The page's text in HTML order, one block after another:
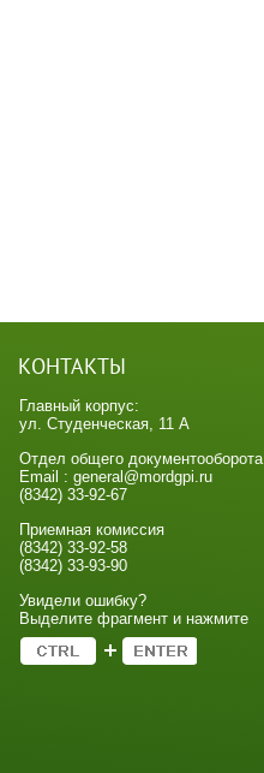
КОНТАКТЫ
Главный корпус:
ул. Студенческая, 11 А
Отдел общего документооборота
Email : general@mordgpi.ru
(8342) 33-92-67
Приемная комиссия
(8342) 33-92-58
(8342) 33-93-90
Увидели ошибку?
Выделите фрагмент и нажмите